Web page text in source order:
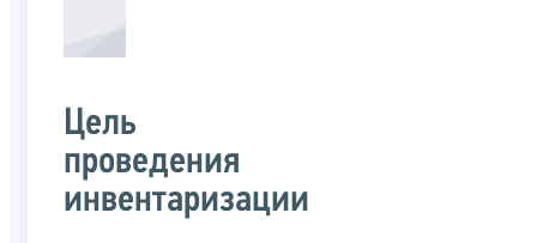
Цель
проведения
инвентаризации